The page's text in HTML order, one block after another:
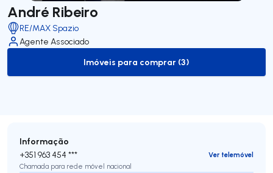
André Ribeiro
RE/MAX Spazio
Agente Associado
to-buy-listing
Imóveis para comprar (3)
Informação
+351 963 454 ***
Ver telemóvel
Chamada para rede móvel nacional